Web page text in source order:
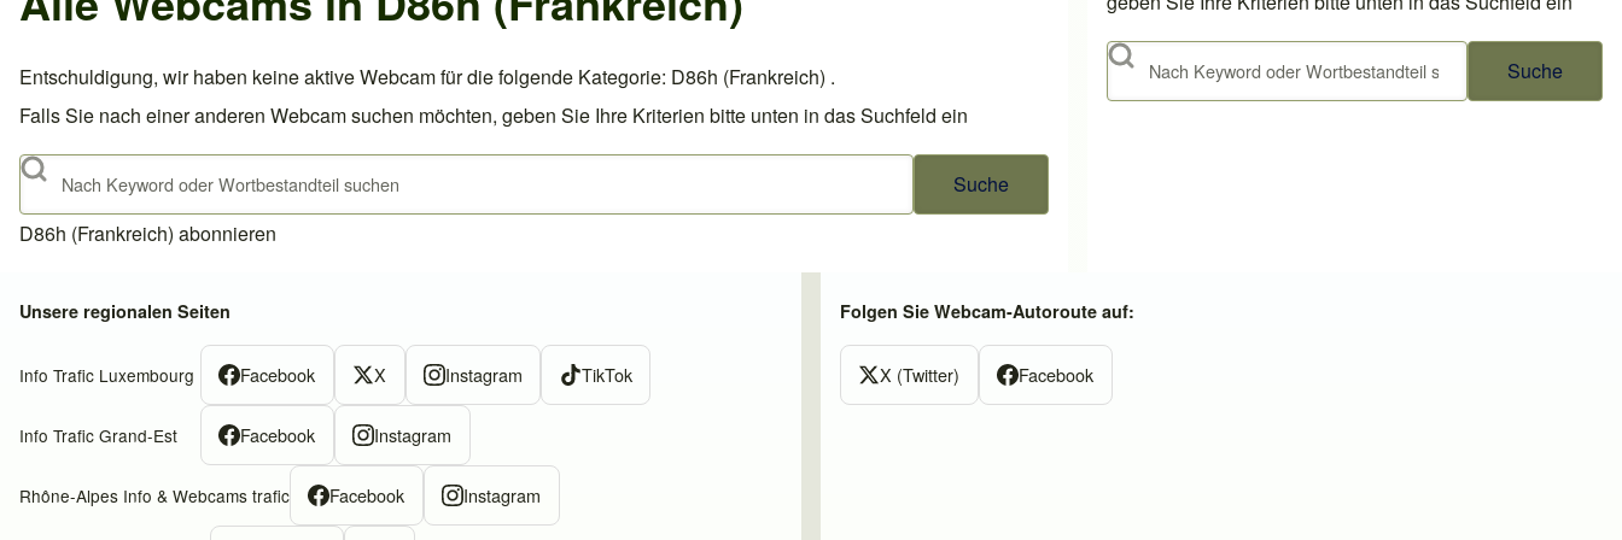
Entschuldigung, wir haben keine aktive Webcam für die folgende Kategorie: D86h (Frankreich) .
Falls Sie nach einer anderen Webcam suchen möchten, geben Sie Ihre Kriterien bitte unten in das Suchfeld ein
Suche
D86h (Frankreich) abonnieren
Suche
Unsere regionalen Seiten
Info Trafic Luxembourg Facebook X Instagram TikTok
Info Trafic Grand-Est Facebook Instagram
Rhône-Alpes Info & Webcams trafic Facebook Instagram
Folgen Sie Webcam-Autoroute auf:
X (Twitter) Facebook